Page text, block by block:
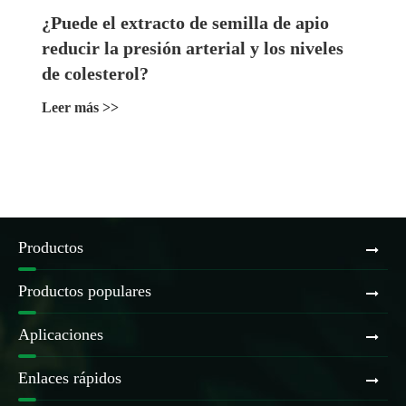
¿Puede el extracto de semilla de apio
reducir la presión arterial y los niveles
de colesterol?
Leer más >>
Productos
Productos populares
Aplicaciones
Enlaces rápidos